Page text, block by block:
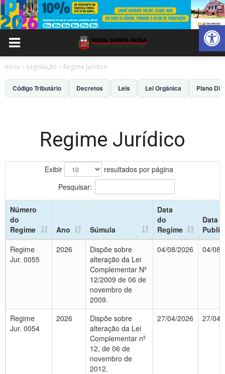
Abrir
Início Legislação Regime Jurídico
Código Tributário Decretos Leis Lei Orgânica Plano
Regime Jurídico
Exibir
resultados por página
Pesquisar:
Número
do
Regime
Ano Súmula
Data
do
Regime
Data
Regime
Jur. 0055
2026
Dispõe sobre
alteração da Lei
Complementar Nº
12/2009 de 06 de
novembro de
2009.
04/08/2026 04/08/
Regime
Jur. 0054
2026
Dispõe sobre
alteração da Lei
Complementar nº
12, de 06 de
novembro de
2012.
27/04/2026 27/04/